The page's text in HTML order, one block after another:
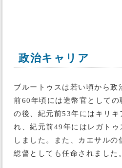
政治キャリア
ブルートゥスは若い頃から政
前60年頃には造幣官としての
の後、紀元前53年にはキリキ
れ、紀元前49年にはレガト
しました。また、カエサルの
総督としても任命されました。